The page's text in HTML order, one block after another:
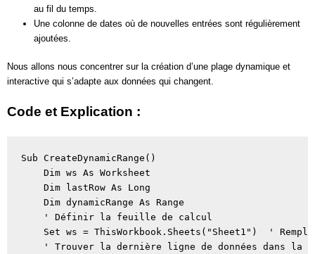
au fil du temps.
Une colonne de dates où de nouvelles entrées sont régulièrement
ajoutées.
Nous allons nous concentrer sur la création d’une plage dynamique et
interactive qui s’adapte aux données qui changent.
Code et Explication :
Sub CreateDynamicRange()
Dim ws As Worksheet
Dim lastRow As Long
Dim dynamicRange As Range
' Définir la feuille de calcul
Set ws = ThisWorkbook.Sheets("Sheet1")  '
' Trouver la dernière ligne de données dans la